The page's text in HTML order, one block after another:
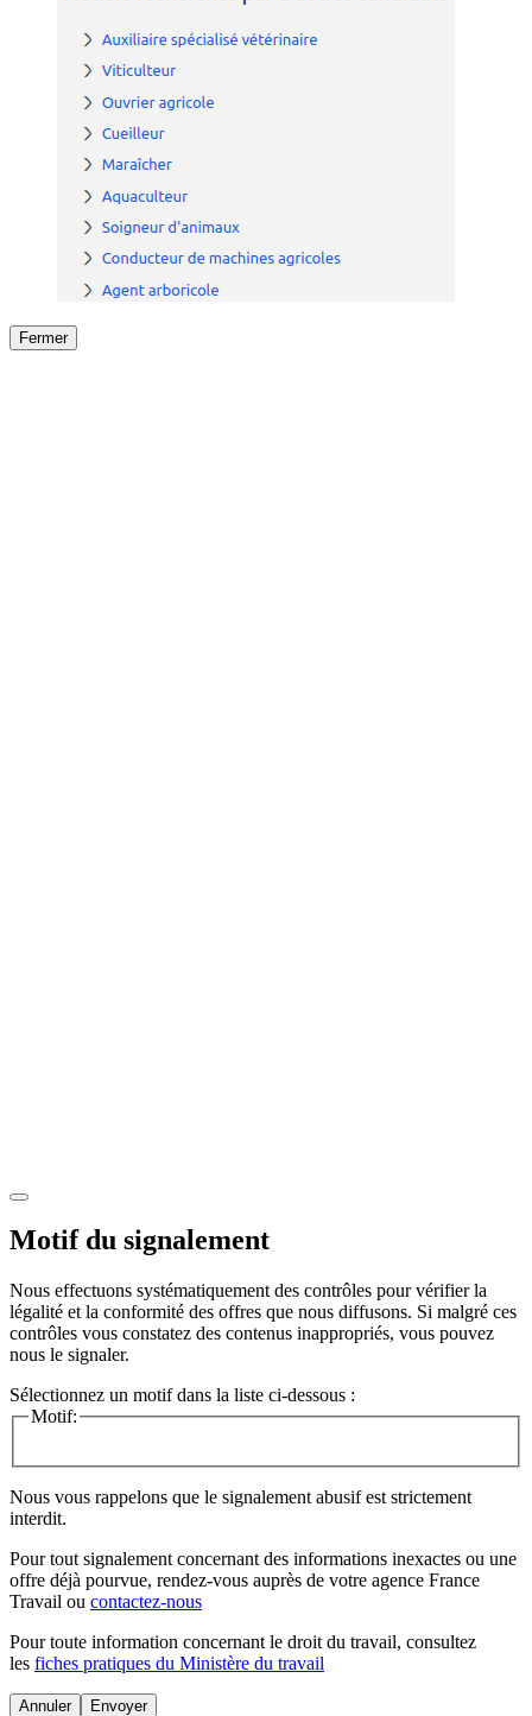
Fermer
Motif du signalement
Nous effectuons systématiquement des contrôles pour vérifier la
légalité et la conformité des offres que nous diffusons. Si malgré ces
contrôles vous constatez des contenus inappropriés, vous pouvez
nous le signaler.
Sélectionnez un motif dans la liste ci-dessous :
Motif:
Nous vous rappelons que le signalement abusif est strictement
interdit.
Pour tout signalement concernant des informations inexactes ou une
offre déjà pourvue, rendez-vous auprès de votre agence France
Travail ou contactez-nous
Pour toute information concernant le droit du travail, consultez
les fiches pratiques du Ministère du travail
Annuler